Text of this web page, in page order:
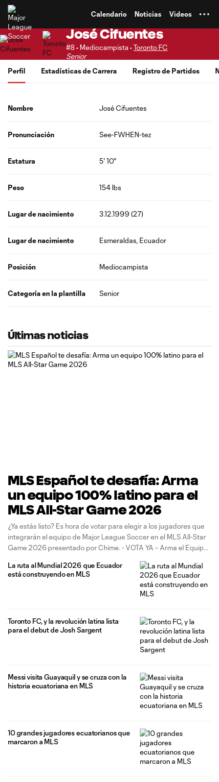
Calendario Noticias Videos
José Cifuentes
#8 • Mediocampista •Toronto FC
Senior
Perfil
Estadísticas de Carrera Registro de Partidos
Nombre José Cifuentes
Pronunciación See-FWHEN-tez
Estatura 5' 10"
Peso 154 lbs
Lugar de nacimiento 3.12.1999 (27)
Lugar de nacimiento Esmeraldas, Ecuador
Posición Mediocampista
Categoría en la plantilla Senior
Últimas noticias
MLS Español te desafía: Arma
un equipo 100% latino para el
MLS All-Star Game 2026
¿Ya estás listo? Es hora de votar para elegir a los jugadores que
integrarán el equipo de Major League Soccer en el MLS All-Star
Game 2026 presentado por Chime. - VOTA YA – Arma el Equipo
La ruta al Mundial 2026 que Ecuador
está construyendo en MLS
Toronto FC, y la revolución latina lista
para el debut de Josh Sargent
Messi visita Guayaquil y se cruza con la
historia ecuatoriana en MLS
10 grandes jugadores ecuatorianos que
marcaron a MLS